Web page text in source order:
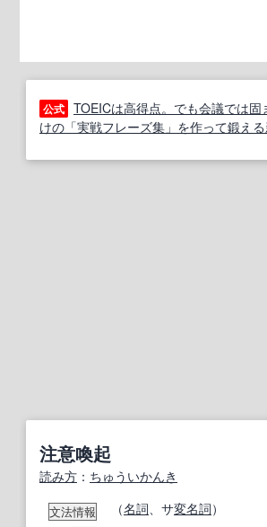
公式 TOEICは高得点。でも会議では
けの「実戦フレーズ集」を作って鍛える
注意喚起
読み方 ： ちゅういかんき
文法情報 （名詞 、サ変名詞）